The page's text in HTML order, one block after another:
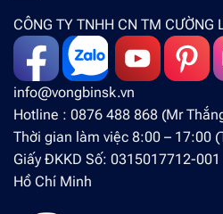
CÔNG TY TNHH CN TM CƯỜNG
info@vongbinsk.vn
Hotline : 0876 488 868 (Mr
Thời gian làm việc 8:00 – 17:00
Giấy ĐKKD Số: 0315017712-
Hồ Chí Minh